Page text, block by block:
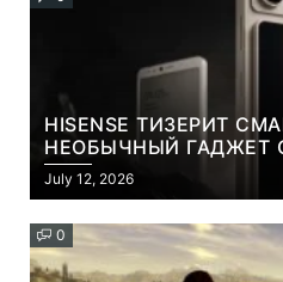
HISENSE ТИЗЕРИТ
НЕОБЫЧНЫЙ ГАДЖЕТ
СЪЕМНОЙ LCD-
КОНТЕНТА И СОЦСЕТЕЙ
July 12, 2026
0